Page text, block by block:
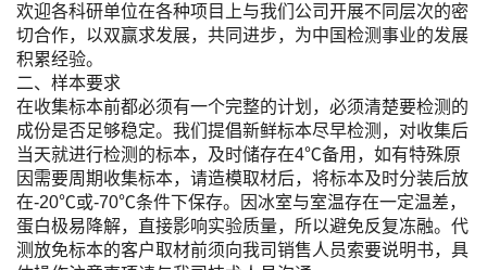
欢迎各科研单位在各种项目上与我们公司开展不同层次的密
切合作，以双赢求发展，共同进步，为中国检测事业的发展
积累经验。
二、样本要求
在收集标本前都必须有一个完整的计划，必须清楚要检测的
成份是否足够稳定。我们提倡新鲜标本尽早检测，对收集后
当天就进行检测的标本，及时储存在4℃备用，如有特殊原
因需要周期收集标本，请造模取材后，将标本及时分装后放
在-20℃或-70℃条件下保存。因冰室与室温存在一定温差，
蛋白极易降解，直接影响实验质量，所以避免反复冻融。代
测放免标本的客户取材前须向我司销售人员索要说明书，具